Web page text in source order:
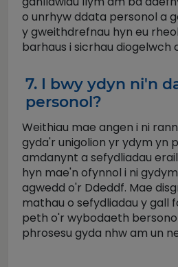
o unrhyw ddata personol a
y gweithdrefnau hyn eu
barhaus i sicrhau diogelwch
7. I bwy ydyn ni'n
personol?
Weithiau mae angen i ni
gyda'r unigolion yr ydym yn
amdanynt a sefydliadau
hyn mae'n ofynnol i ni
agwedd o'r Ddeddf. Mae
mathau o sefydliadau y gall
peth o'r wybodaeth
phrosesu gyda nhw am un